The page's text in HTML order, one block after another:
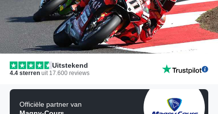
Uitstekend
4.4 sterren uit 17.600 reviews
Officiële partner van